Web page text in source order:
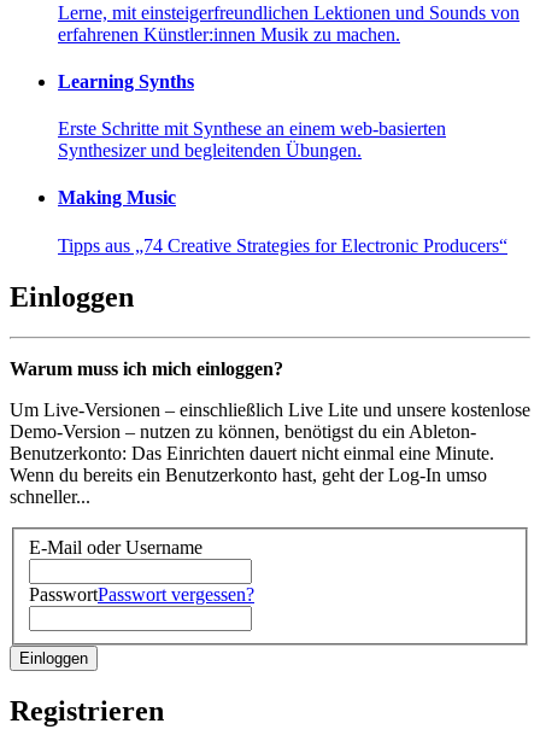
Lerne, mit einsteigerfreundlichen Lektionen und Sounds von
erfahrenen Künstler:innen Musik zu machen.
Learning Synths
Erste Schritte mit Synthese an einem web-basierten
Synthesizer und begleitenden Übungen.
Making Music
Tipps aus „74 Creative Strategies for Electronic Producers“
Einloggen
Warum muss ich mich einloggen?
Um Live-Versionen – einschließlich Live Lite und unsere kostenlose
Demo-Version – nutzen zu können, benötigst du ein Ableton-
Benutzerkonto: Das Einrichten dauert nicht einmal eine Minute.
Wenn du bereits ein Benutzerkonto hast, geht der Log-In umso
schneller...
E-Mail oder Username
PasswortPasswort vergessen?
Registrieren